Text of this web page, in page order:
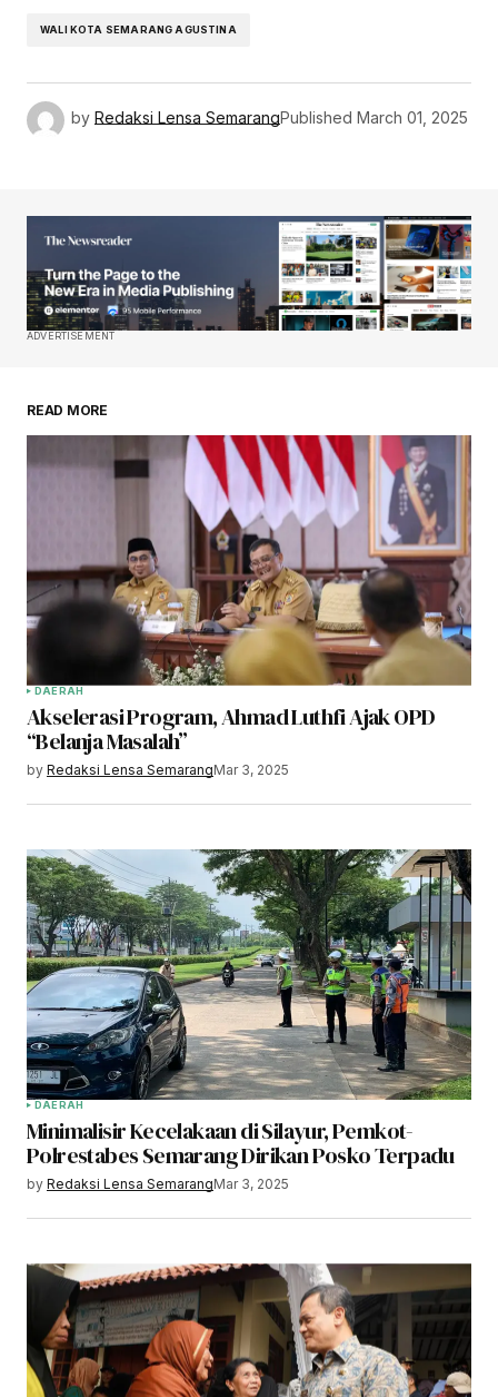
WALI KOTA SEMARANG AGUSTINA
by Redaksi Lensa SemarangPublished March 01, 2025
ADVERTISEMENT
READ MORE
DAERAH
Akselerasi Program, Ahmad Luthfi Ajak OPD
“Belanja Masalah”
by Redaksi Lensa SemarangMar 3, 2025
DAERAH
Minimalisir Kecelakaan di Silayur, Pemkot-
Polrestabes Semarang Dirikan Posko Terpadu
by Redaksi Lensa SemarangMar 3, 2025